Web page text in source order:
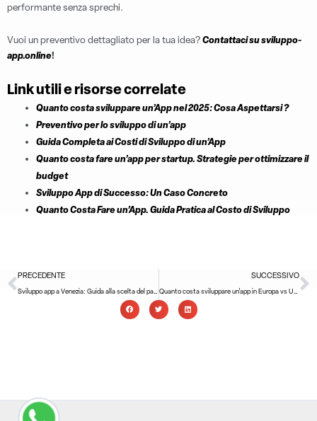
performante senza sprechi.
Vuoi un preventivo dettagliato per la tua idea? Contattaci su sviluppo-
app.online!
Link utili e risorse correlate
Quanto costa sviluppare un’App nel 2025: Cosa Aspettarsi ?
Preventivo per lo sviluppo di un’app
Guida Completa ai Costi di Sviluppo di un’App
Quanto costa fare un’app per startup. Strategie per ottimizzare il
budget
Sviluppo App di Successo: Un Caso Concreto
Quanto Costa Fare un’App. Guida Pratica al Costo di Sviluppo
PRECEDENTE
Sviluppo app a Venezia: Guida alla scelta del partner giusto
SUCCESSIVO
Quanto costa sviluppare un’app in Europa vs USA vs Asia ? Un confronto internazionale